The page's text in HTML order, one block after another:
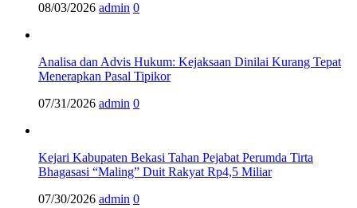
08/03/2026 admin 0
Analisa dan Advis Hukum: Kejaksaan Dinilai Kurang Tepat
Menerapkan Pasal Tipikor
07/31/2026 admin 0
Kejari Kabupaten Bekasi Tahan Pejabat Perumda Tirta
Bhagasasi “Maling” Duit Rakyat Rp4,5 Miliar
07/30/2026 admin 0